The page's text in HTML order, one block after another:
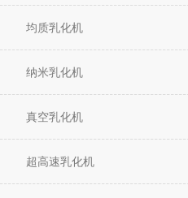
均质乳化机
纳米乳化机
真空乳化机
超高速乳化机